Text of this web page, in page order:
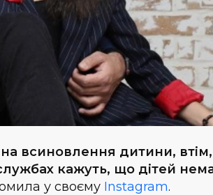
всиновлення дитини,
кажуть, що дітей
у своєму Instagram.